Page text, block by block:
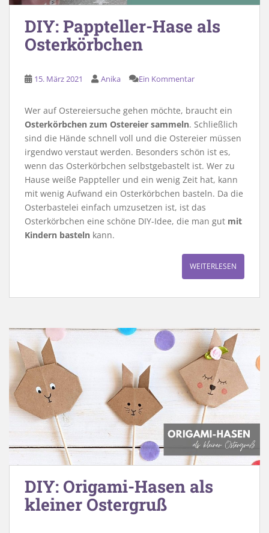
DIY: Pappteller-Hase als
Osterkörbchen
15. März 2021 Anika Ein Kommentar
Wer auf Ostereiersuche gehen möchte, braucht ein
Osterkörbchen zum Ostereier sammeln. Schließlich
sind die Hände schnell voll und die Ostereier müssen
irgendwo verstaut werden. Besonders schön ist es,
wenn das Osterkörbchen selbstgebastelt ist. Wer zu
Hause weiße Pappteller und ein wenig Zeit hat, kann
mit wenig Aufwand ein Osterkörbchen basteln. Da die
Osterbastelei einfach umzusetzen ist, ist das
Osterkörbchen eine schöne DIY-Idee, die man gut mit
Kindern basteln kann.
WEITERLESEN
DIY: Origami-Hasen als
kleiner Ostergruß